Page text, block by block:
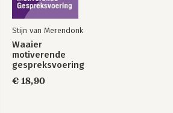
Stijn van Merendonk
Waaier
motiverende
gespreksvoering
€ 18,90